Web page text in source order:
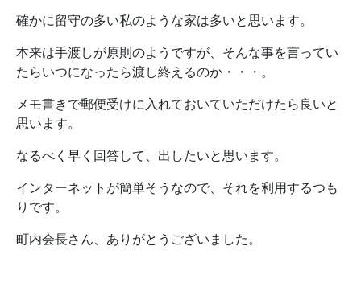
確かに留守の多い私のような家は多いと思います。
本来は手渡しが原則のようですが、そんな事を言ってい
たらいつになったら渡し終えるのか・・・。
メモ書きで郵便受けに入れておいていただけたら良いと
思います。
なるべく早く回答して、出したいと思います。
インターネットが簡単そうなので、それを利用するつも
りです。
町内会長さん、ありがとうございました。